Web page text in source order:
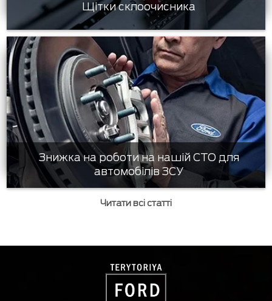
Щітки склоочисника
Знижка на роботи на нашій СТО для
автомобілів ЗСУ
Читати всі статті